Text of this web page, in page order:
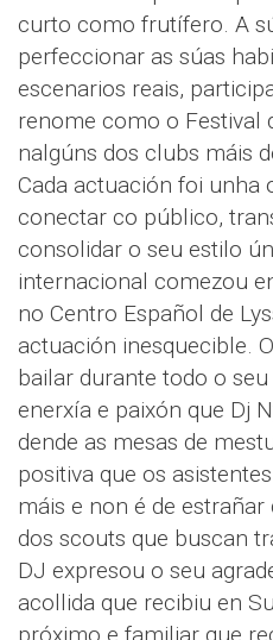
curto como frutífero. A
perfeccionar as súas
escenarios reais,
renome como o Festival
nalgúns dos clubs máis
Cada actuación foi unha
conectar co público,
consolidar o seu estilo
internacional comezou
no Centro Español de
actuación inesquecible.
bailar durante todo o
enerxía e paixón que Dj
dende as mesas de
positiva que os
máis e non é de estrañar
dos scouts que buscan
DJ expresou o seu
acollida que recibiu en